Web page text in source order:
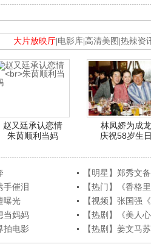
大片放映厅 电影库 高清美图 热辣资
赵又廷承认恋情
朱茵顺利当妈
林凤娇为成龙
庆祝58岁生
【明星】郑秀文
手催泪
【热门】《香格
曝光
【视频】张国强
当妈妈
【热剧】《美人
拍电影
【热剧】姜文马